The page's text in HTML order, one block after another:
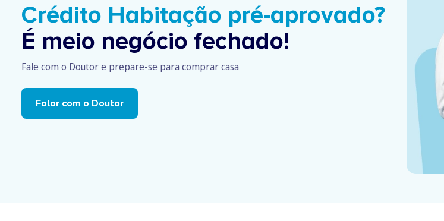
Crédito Habitação pré-aprovado?
É meio negócio fechado!
Fale com o Doutor e prepare-se para comprar casa
Falar com o Doutor